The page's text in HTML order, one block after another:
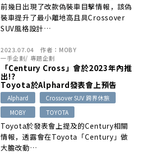
前幾日出現了改款偽裝車目擊情報，該偽
裝車提升了最小離地高且具Crossover
SUV風格設計…
2023.07.04 作者： MOBY
一手企劃/ 專題企劃
「Century Cross」會於2023年內推
出!?
Toyota於Alphard發表會上預告
Alphard
Crossover SUV 跨界休旅
MOBY
TOYOTA
Toyota於發表會上提及的Century相關
情報，透露會在Toyota「Century」做
大膽改動…